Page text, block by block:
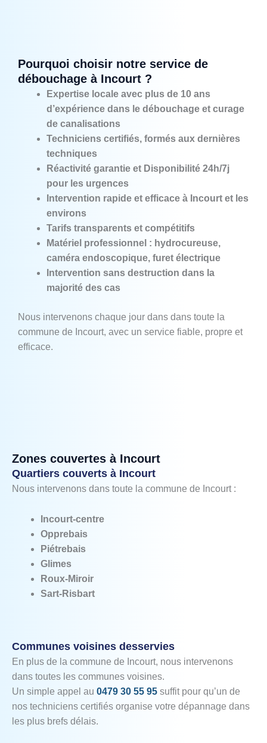
Pourquoi choisir notre service de
débouchage à Incourt ?
Expertise locale avec plus de 10 ans
d’expérience dans le débouchage et curage
de canalisations
Techniciens certifiés, formés aux dernières
techniques
Réactivité garantie et Disponibilité 24h/7j
pour les urgences
Intervention rapide et efficace à Incourt et les
environs
Tarifs transparents et compétitifs
Matériel professionnel : hydrocureuse,
caméra endoscopique, furet électrique
Intervention sans destruction dans la
majorité des cas
Nous intervenons chaque jour dans dans toute la
commune de Incourt, avec un service fiable, propre et
efficace.
Zones couvertes à Incourt
Quartiers couverts à Incourt
Nous intervenons dans toute la commune de Incourt :
Incourt‑centre
Opprebais
Piétrebais
Glimes
Roux‑Miroir
Sart‑Risbart
Communes voisines desservies
En plus de la commune de Incourt, nous intervenons
dans toutes les communes voisines.
Un simple appel au 0479 30 55 95 suffit pour qu’un de
nos techniciens certifiés organise votre dépannage dans
les plus brefs délais.